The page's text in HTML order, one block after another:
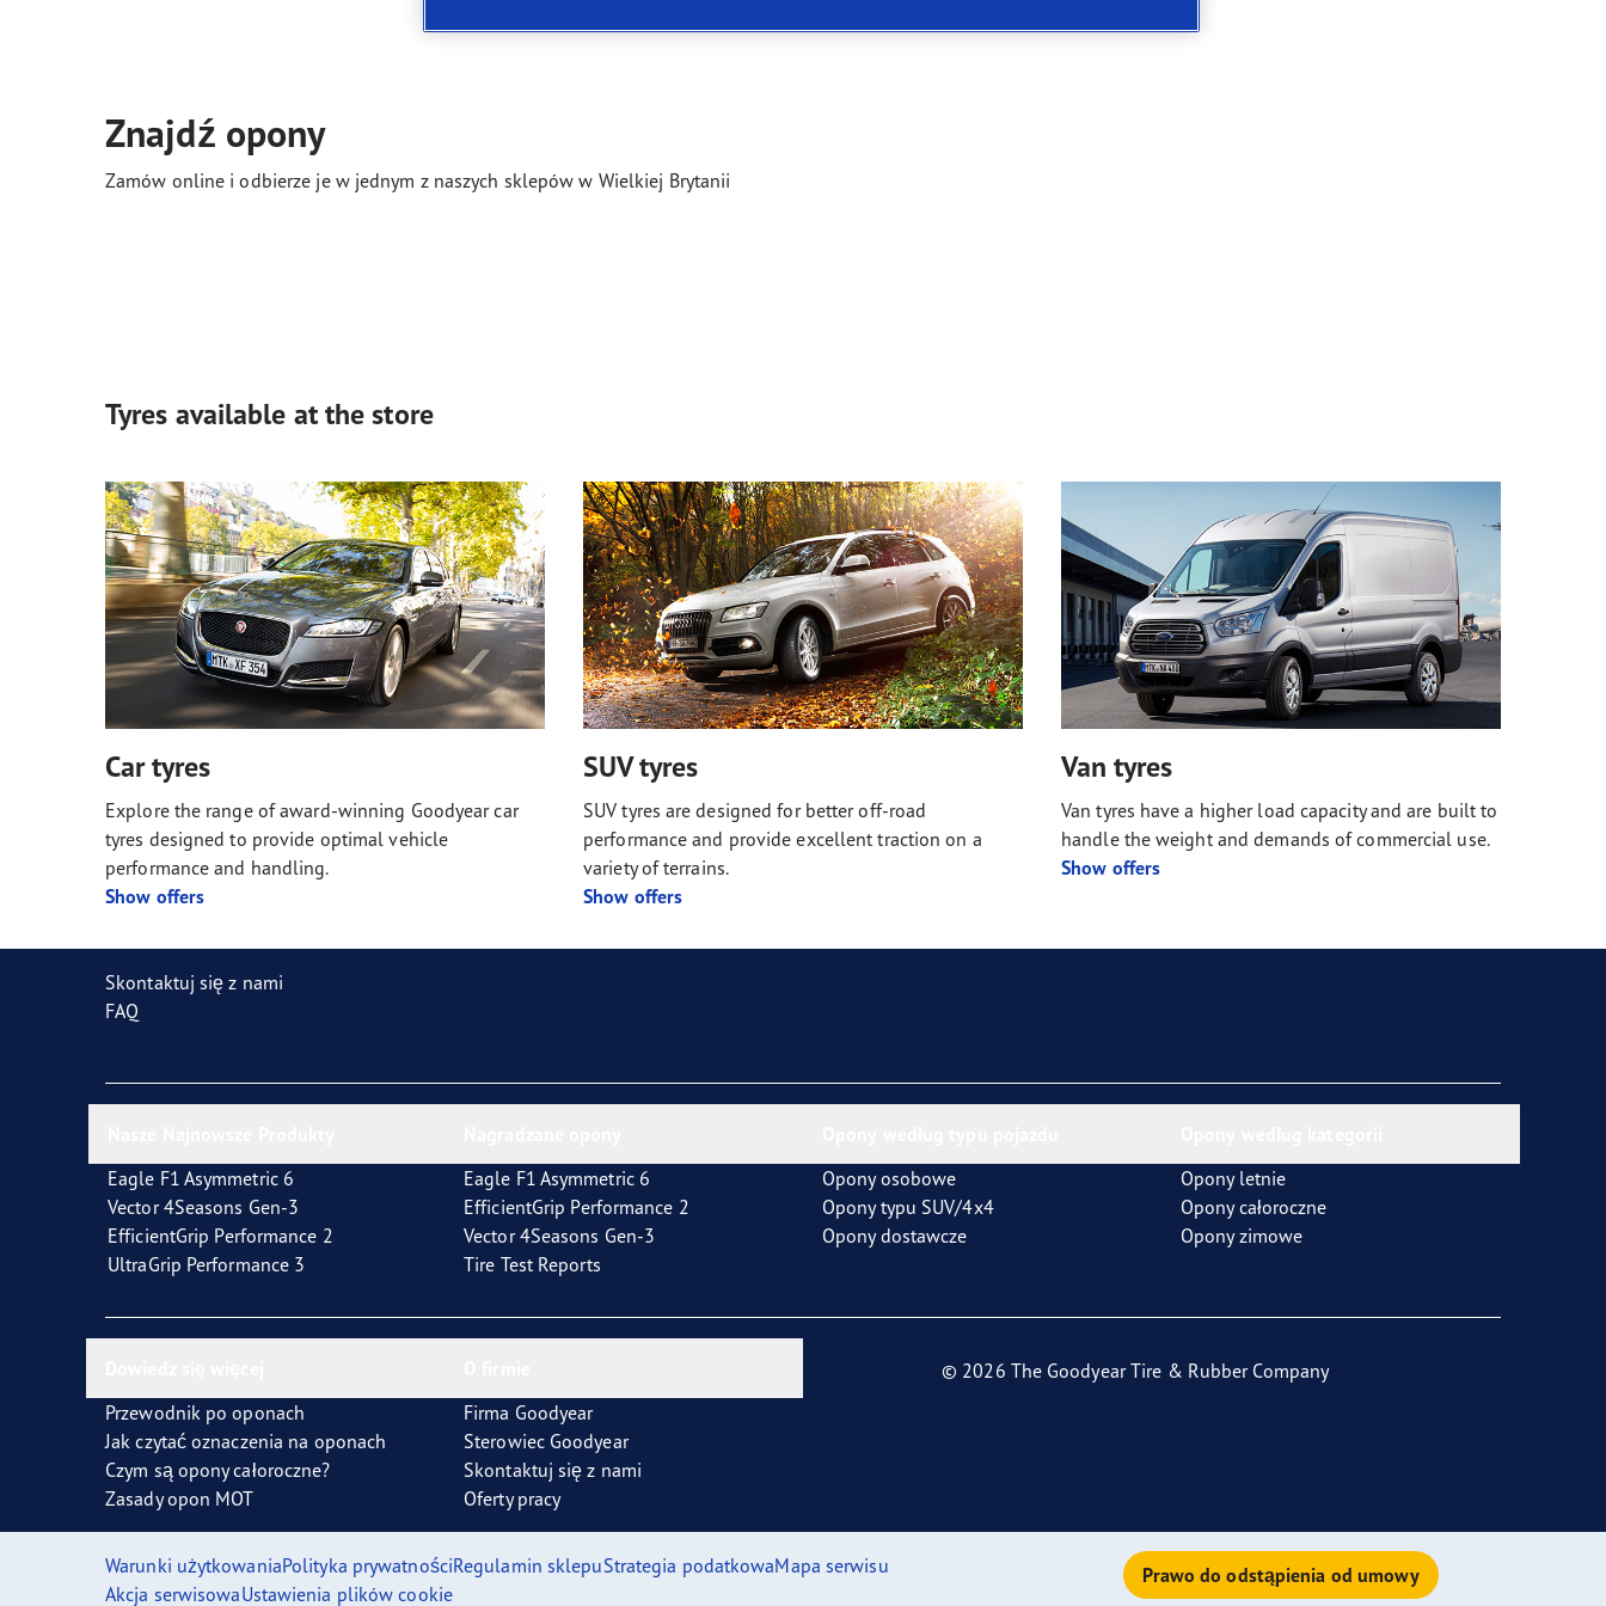
Znajdź opony
Zamów online i odbierze je w jednym z naszych sklepów w Wielkiej Brytanii
Tyres available at the store
Car tyres
Explore the range of award-winning Goodyear car
tyres designed to provide optimal vehicle
performance and handling.
Show offers
SUV tyres
SUV tyres are designed for better off-road
performance and provide excellent traction on a
variety of terrains.
Show offers
Van tyres
Van tyres have a higher load capacity and are built to
handle the weight and demands of commercial use.
Show offers
Skontaktuj się z nami
FAQ
Eagle F1 Asymmetric 6
Vector 4Seasons Gen-3
EfficientGrip Performance 2
UltraGrip Performance 3
Eagle F1 Asymmetric 6
EfficientGrip Performance 2
Vector 4Seasons Gen-3
Tire Test Reports
Opony osobowe
Opony typu SUV/4x4
Opony dostawcze
Opony letnie
Opony całoroczne
Opony zimowe
Przewodnik po oponach
Jak czytać oznaczenia na oponach
Czym są opony całoroczne?
Zasady opon MOT
Firma Goodyear
Sterowiec Goodyear
Skontaktuj się z nami
Oferty pracy
© 2026 The Goodyear Tire & Rubber Company
Warunki użytkowaniaPolityka prywatnościRegulamin sklepuStrategia podatkowaMapa serwisu
Akcja serwisowaUstawienia plików cookie
Prawo do odstąpienia od umowy